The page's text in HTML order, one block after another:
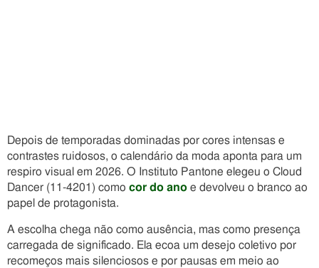
Depois de temporadas dominadas por cores intensas e
contrastes ruidosos, o calendário da moda aponta para um
respiro visual em 2026. O Instituto Pantone elegeu o Cloud
Dancer (11-4201) como cor do ano e devolveu o branco ao
papel de protagonista.
A escolha chega não como ausência, mas como presença
carregada de significado. Ela ecoa um desejo coletivo por
recomeços mais silenciosos e por pausas em meio ao